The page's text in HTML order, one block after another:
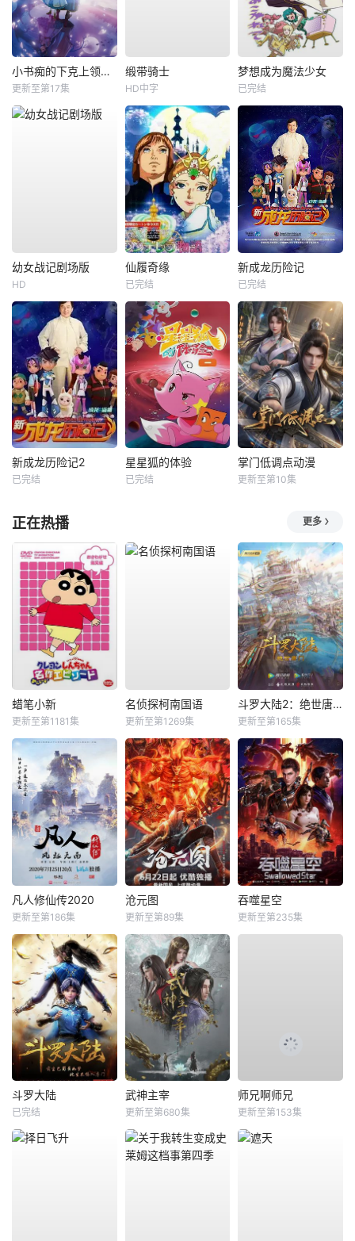
小书痴的下克上领主的养女
更新至第17集
缎带骑士
HD中字
梦想成为魔法少女
已完结
幼女战记剧场版
HD
仙履奇缘
已完结
新成龙历险记
已完结
新成龙历险记2
已完结
星星狐的体验
已完结
掌门低调点动漫
更新至第10集
正在热播 更多
蜡笔小新
更新至第1181集
名侦探柯南国语
更新至第1269集
斗罗大陆2：绝世唐门
更新至第165集
凡人修仙传2020
更新至第186集
沧元图
更新至第89集
吞噬星空
更新至第235集
斗罗大陆
已完结
武神主宰
更新至第680集
师兄啊师兄
更新至第153集